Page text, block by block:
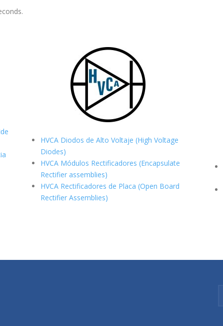
HVCA Diodos de Alto Voltaje (High Voltage
Diodes)
HVCA Módulos Rectificadores (Encapsulate
Rectifier assemblies)
HVCA Rectificadores de Placa (Open Board
Rectifier Assemblies)